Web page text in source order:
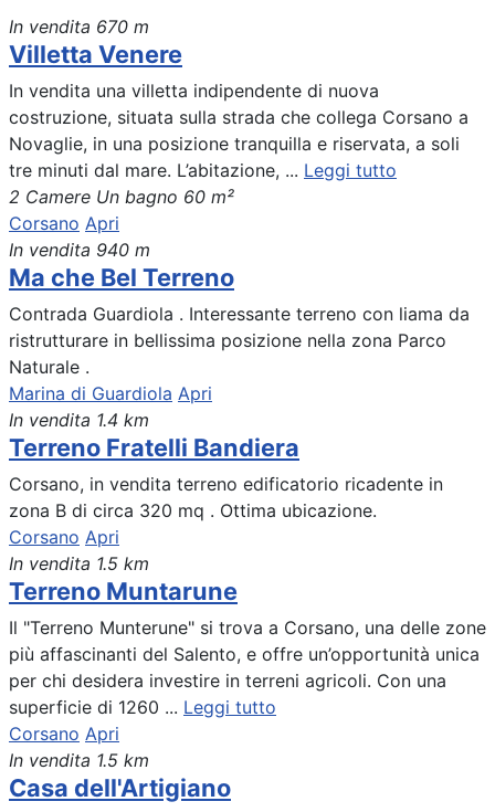
In vendita 670 m
Villetta Venere
In vendita una villetta indipendente di nuova
costruzione, situata sulla strada che collega Corsano a
Novaglie, in una posizione tranquilla e riservata, a soli
tre minuti dal mare. L’abitazione, ... Leggi tutto
2 Camere Un bagno 60 m²
Corsano Apri
In vendita 940 m
Ma che Bel Terreno
Contrada Guardiola . Interessante terreno con liama da
ristrutturare in bellissima posizione nella zona Parco
Naturale .
Marina di Guardiola Apri
In vendita 1.4 km
Terreno Fratelli Bandiera
Corsano, in vendita terreno edificatorio ricadente in
zona B di circa 320 mq . Ottima ubicazione.
Corsano Apri
In vendita 1.5 km
Terreno Muntarune
Il "Terreno Munterune" si trova a Corsano, una delle zone
più affascinanti del Salento, e offre un’opportunità unica
per chi desidera investire in terreni agricoli. Con una
superficie di 1260 ... Leggi tutto
Corsano Apri
In vendita 1.5 km
Casa dell'Artigiano